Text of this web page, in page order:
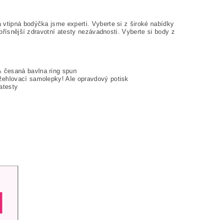
bodýčka jsme experti. Vyberte si z široké nabídky
zdravotní atesty nezávadnosti. Vyberte si body z
bavlna ring spun
samolepky! Ale opravdový potisk